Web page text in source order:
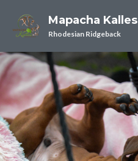
Mapacha Kalles
Rhodesian Ridgeback